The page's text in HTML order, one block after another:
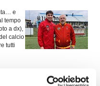
e
tempo
a dx),
calcio
tutti
poker da